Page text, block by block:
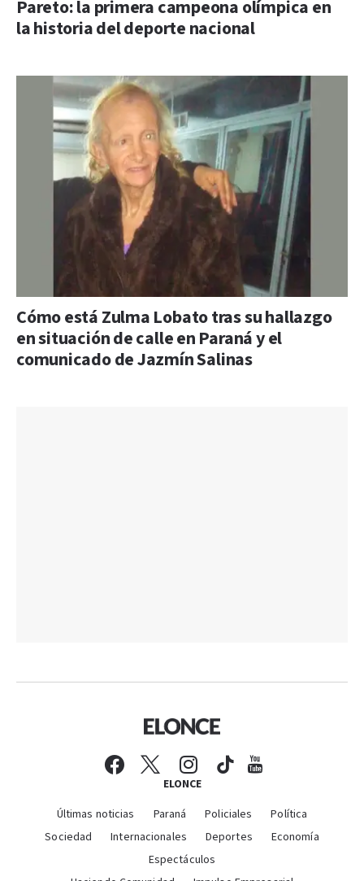
Pareto: la primera campeona olímpica en
la historia del deporte nacional
Cómo está Zulma Lobato tras su hallazgo
en situación de calle en Paraná y el
comunicado de Jazmín Salinas
ELONCE
Últimas noticias Paraná Policiales
Política
Sociedad
Internacionales Deportes
Economía
Espectáculos